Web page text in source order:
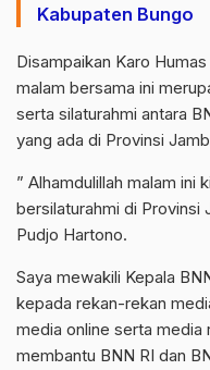
Kabupaten Bungo
Disampaikan Karo
malam bersama ini
serta silaturahmi antara
yang ada di Provinsi
” Alhamdulillah malam ini
bersilaturahmi di Provinsi
Pudjo Hartono.
Saya mewakili Kepala
kepada rekan-rekan
media online serta media
membantu BNN RI dan